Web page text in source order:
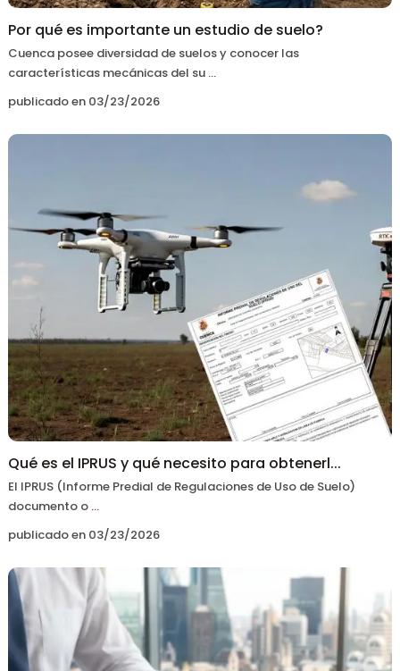
Por qué es importante un estudio de suelo?
Cuenca posee diversidad de suelos y conocer las
características mecánicas del su ...
publicado en 03/23/2026
Qué es el IPRUS y qué necesito para obtenerl...
El IPRUS (Informe Predial de Regulaciones de Uso de Suelo)
documento o ...
publicado en 03/23/2026